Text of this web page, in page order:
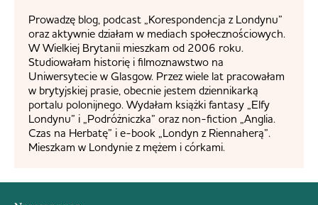
Prowadzę blog, podcast „Korespondencja z Londynu”
oraz aktywnie działam w mediach społecznościowych.
W Wielkiej Brytanii mieszkam od 2006 roku.
Studiowałam historię i filmoznawstwo na
Uniwersytecie w Glasgow. Przez wiele lat pracowałam
w brytyjskiej prasie, obecnie jestem dziennikarką
portalu polonijnego. Wydałam książki fantasy „Elfy
Londynu” i „Podróżniczka” oraz non-fiction „Anglia.
Czas na Herbatę” i e-book „Londyn z Riennaherą”.
Mieszkam w Londynie z mężem i córkami.